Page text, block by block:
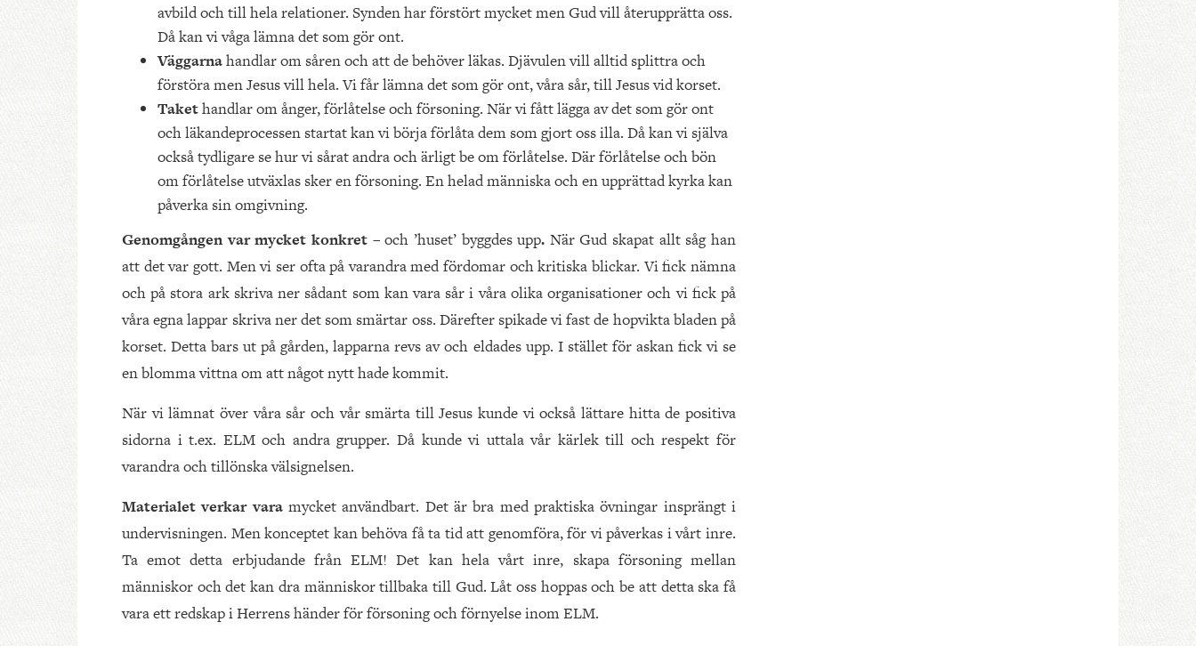
avbild och till hela relationer. Synden har förstört mycket men Gud vill återupprätta oss.
Då kan vi våga lämna det som gör ont.
Väggarnahandlar om såren och att de behöver läkas. Djävulen vill alltid splittra och
förstöra men Jesus vill hela. Vi får lämna det som gör ont, våra sår, till Jesus vid korset.
Takethandlar om ånger, förlåtelse och försoning. När vi fått lägga av det som gör ont
och läkandeprocessen startat kan vi börja förlåta dem som gjort oss illa. Då kan vi själva
också tydligare se hur vi sårat andra och ärligt be om förlåtelse. Där förlåtelse och bön
om förlåtelse utväxlas sker en försoning. En helad människa och en upprättad kyrka kan
påverka sin omgivning.
Genomgången var mycket konkret – och ’huset’ byggdes upp. När Gud skapat allt såg han
att det var gott. Men vi ser ofta på varandra med fördomar och kritiska blickar. Vi fick nämna
och på stora ark skriva ner sådant som kan vara sår i våra olika organisationer och vi fick på
våra egna lappar skriva ner det som smärtar oss. Därefter spikade vi fast de hopvikta bladen på
korset. Detta bars ut på gården, lapparna revs av och eldades upp. I stället för askan fick vi se
en blomma vittna om att något nytt hade kommit.
När vi lämnat över våra sår och vår smärta till Jesus kunde vi också lättare hitta de positiva
sidorna i t.ex. ELM och andra grupper. Då kunde vi uttala vår kärlek till och respekt för
varandra och tillönska välsignelsen.
Materialet verkar vara mycket användbart. Det är bra med praktiska övningar insprängt i
undervisningen. Men konceptet kan behöva få ta tid att genomföra, för vi påverkas i vårt inre.
Ta emot detta erbjudande från ELM! Det kan hela vårt inre, skapa försoning mellan
människor och det kan dra människor tillbaka till Gud. Låt oss hoppas och be att detta ska få
vara ett redskap i Herrens händer för försoning och förnyelse inom ELM.